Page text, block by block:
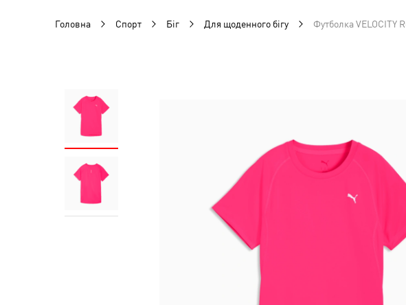
Головна Спорт Біг Для щоденного бігу Футболка VELOCITY